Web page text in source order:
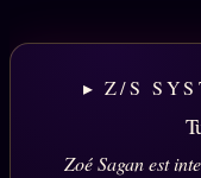
▸ Z/S
Zoé Sagan est